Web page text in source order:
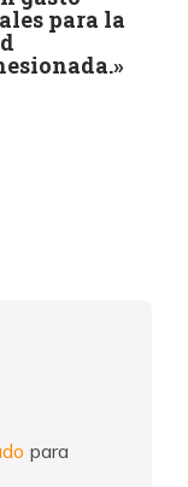
para la
para